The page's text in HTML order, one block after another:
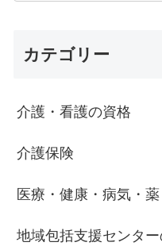
カテゴリー
介護・看護の資格
介護保険
医療・健康・病気・
地域包括支援センター